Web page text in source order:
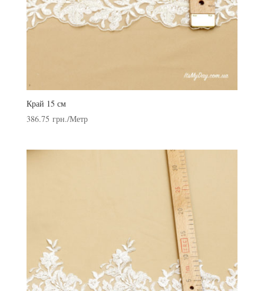
Край 15 см
386.75 грн./Метр